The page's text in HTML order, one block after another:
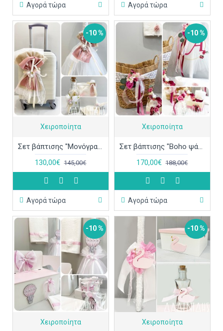
Αγορά τώρα Αγορά τώρα
-10 %
Χειροποίητα
Σετ βάπτισης "Μονόγραμμα" ΣΕΤ-Κ66
130,00€ 145,00€
Αγορά τώρα
-10 %
Χειροποίητα
Σετ βάπτισης "Boho ψάθινο καλάθι" ΣΕΤ-Κ65
170,00€ 188,00€
Αγορά τώρα
-10 %
Χειροποίητα
-10 %
Χειροποίητα